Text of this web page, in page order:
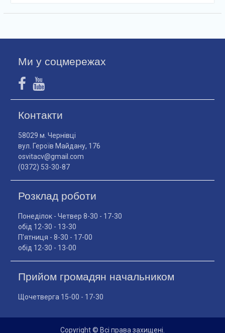
Ми у соцмережах
Контакти
58029 м. Чернівці
вул. Героїв Майдану, 176
osvitacv@gmail.com
(0372) 53-30-87
Розклад роботи
Понеділок - Четвер 8-30 - 17-30
обід 12-30 - 13-30
П'ятниця - 8-30 - 17-00
обід 12-30 - 13-00
Прийом громадян начальником
Щочетверга 15-00 - 17-30
Copyright © Всі права захищені.